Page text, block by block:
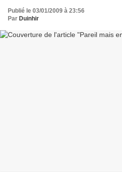
Publié le 03/01/2009 à 23:56
Par Duinhir